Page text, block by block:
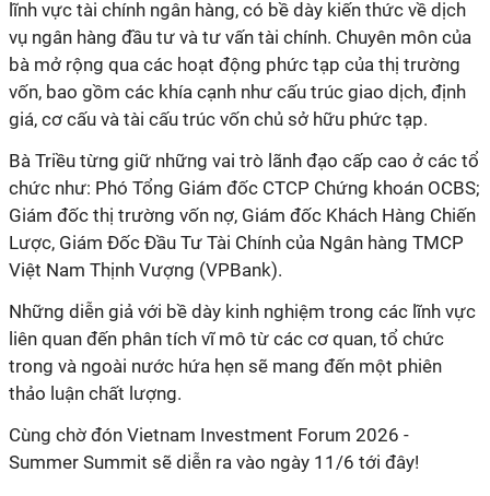
lĩnh vực tài chính ngân hàng, có bề dày kiến thức về dịch
vụ ngân hàng đầu tư và tư vấn tài chính. Chuyên môn của
bà mở rộng qua các hoạt động phức tạp của thị trường
vốn, bao gồm các khía cạnh như cấu trúc giao dịch, định
giá, cơ cấu và tài cấu trúc vốn chủ sở hữu phức tạp.
Bà Triều từng giữ những vai trò lãnh đạo cấp cao ở các tổ
chức như: Phó Tổng Giám đốc CTCP Chứng khoán OCBS;
Giám đốc thị trường vốn nợ, Giám đốc Khách Hàng Chiến
Lược, Giám Đốc Đầu Tư Tài Chính của Ngân hàng TMCP
Việt Nam Thịnh Vượng (VPBank).
Những diễn giả với bề dày kinh nghiệm trong các lĩnh vực
liên quan đến phân tích vĩ mô từ các cơ quan, tổ chức
trong và ngoài nước hứa hẹn sẽ mang đến một phiên
thảo luận chất lượng.
Cùng chờ đón Vietnam Investment Forum 2026 -
Summer Summit sẽ diễn ra vào ngày 11/6 tới đây!